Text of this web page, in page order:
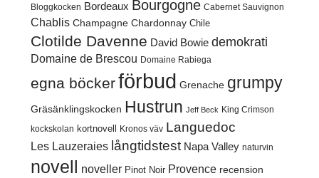
Bloggkocken Bordeaux Bourgogne Cabernet Sauvignon
Chablis Champagne Chardonnay Chile
Clotilde Davenne David Bowie demokrati
Domaine de Brescou Domaine Rabiega
egna böckerförbud Grenache grumpy
Gräsänklingskocken Hustrun Jeff Beck King Crimson
kockskolan kortnovell Kronos väv Languedoc
Les Lauzeraies långtidstest Napa Valley naturvin
novell noveller Pinot Noir Provence recension